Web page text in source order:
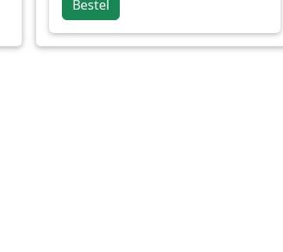
Bestel